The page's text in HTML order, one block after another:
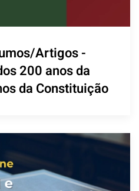
Artigos -
200 anos da
da Constituição